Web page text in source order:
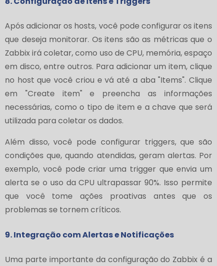
Após adicionar os hosts, você pode configurar os itens
que deseja monitorar. Os itens são as métricas que o
Zabbix irá coletar, como uso de CPU, memória, espaço
em disco, entre outros. Para adicionar um item, clique
no host que você criou e vá até a aba "Items". Clique
em "Create item" e preencha as informações
necessárias, como o tipo de item e a chave que será
utilizada para coletar os dados.
Além disso, você pode configurar triggers, que são
condições que, quando atendidas, geram alertas. Por
exemplo, você pode criar uma trigger que envia um
alerta se o uso da CPU ultrapassar 90%. Isso permite
que você tome ações proativas antes que os
problemas se tornem críticos.
9. Integração com Alertas e Notificações
Uma parte importante da configuração do Zabbix é a